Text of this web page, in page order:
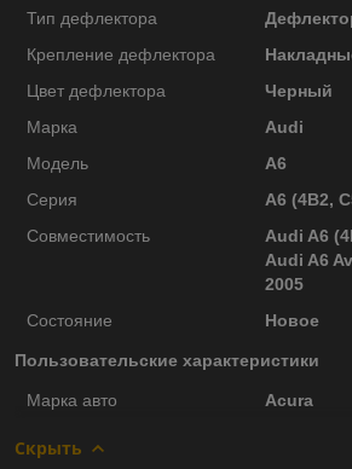
Тип дефлектора
Крепление дефлектора
Цвет дефлектора
Черный
Марка
Audi
Модель
A6
Серия
A6 (4B2,
Совместимость
Audi A6
Audi A6
2005
Состояние
Новое
Пользовательские характеристики
Марка авто Acura
Скрыть